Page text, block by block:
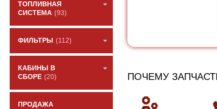
ТОПЛИВНАЯ
СИСТЕМА (93)
ФИЛЬТРЫ (112)
КАБИНЫ В
СБОРЕ (20)
ПРОДАЖА
ПОЧЕМУ